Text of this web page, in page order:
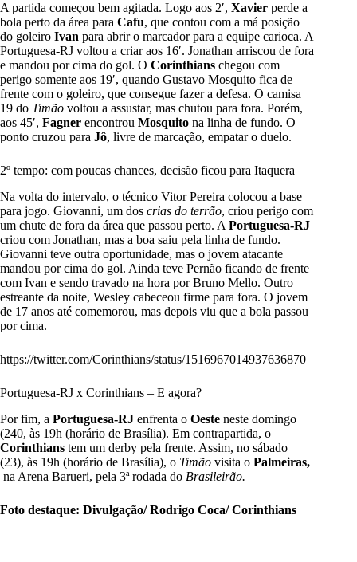
A partida começou bem agitada. Logo aos 2′, Xavier perde a
bola perto da área para Cafu, que contou com a má posição
do goleiro Ivan para abrir o marcador para a equipe carioca. A
Portuguesa-RJ voltou a criar aos 16′. Jonathan arriscou de fora
e mandou por cima do gol. O Corinthians chegou com
perigo somente aos 19′, quando Gustavo Mosquito fica de
frente com o goleiro, que consegue fazer a defesa. O camisa
19 do Timão voltou a assustar, mas chutou para fora. Porém,
aos 45′, Fagner encontrou Mosquito na linha de fundo. O
ponto cruzou para Jô, livre de marcação, empatar o duelo.
2º tempo: com poucas chances, decisão ficou para Itaquera
Na volta do intervalo, o técnico Vitor Pereira colocou a base
para jogo. Giovanni, um dos crias do terrão, criou perigo com
um chute de fora da área que passou perto. A Portuguesa-RJ
criou com Jonathan, mas a boa saiu pela linha de fundo.
Giovanni teve outra oportunidade, mas o jovem atacante
mandou por cima do gol. Ainda teve Pernão ficando de frente
com Ivan e sendo travado na hora por Bruno Mello. Outro
estreante da noite, Wesley cabeceou firme para fora. O jovem
de 17 anos até comemorou, mas depois viu que a bola passou
por cima.
https://twitter.com/Corinthians/status/1516967014937636870
Portuguesa-RJ x Corinthians – E agora?
Por fim, a Portuguesa-RJ enfrenta o Oeste neste domingo
(240, às 19h (horário de Brasília). Em contrapartida, o
Corinthians tem um derby pela frente. Assim, no sábado
(23), às 19h (horário de Brasília), o Timão visita o Palmeiras,
na Arena Barueri, pela 3ª rodada do Brasileirão.
Foto destaque: Divulgação/ Rodrigo Coca/ Corinthians